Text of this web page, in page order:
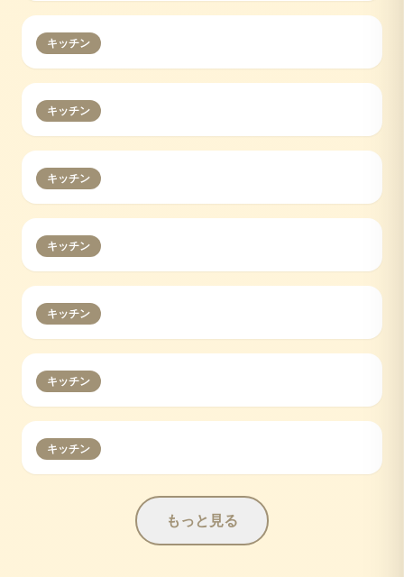
キッチン
キッチン
キッチン
キッチン
キッチン
キッチン
キッチン
もっと見る